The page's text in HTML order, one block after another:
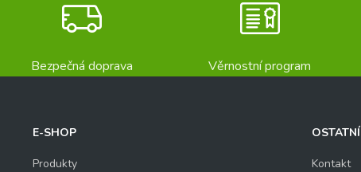
Bezpečná doprava Věrnostní program
E-SHOP
Produkty
OSTATNÍ
Kontakt